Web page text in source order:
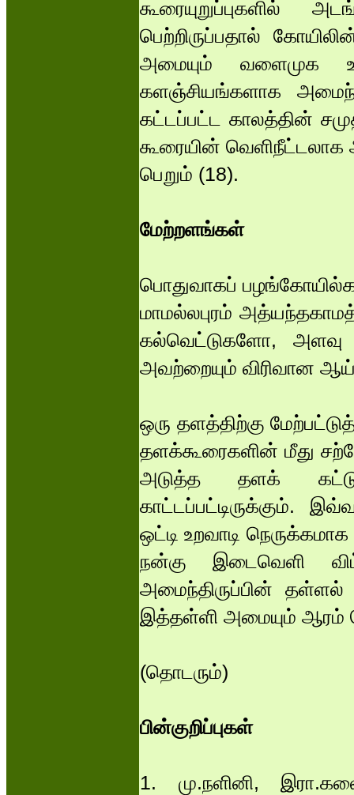
கூரையுறுப்புகளில்
பெற்றிருப்பதால்
அமையும் வளைமுக
களஞ்சியங்களாக
கட்டப்பட்ட காலத்தின்
கூரையின்
பெறும் (18).
மேற்றளங்கள்
பொதுவாகப்
மாமல்லபுரம்
கல்வெட்டுகளோ, அளவு
அவற்றையும் விரிவான
ஒரு தளத்திற்கு
தளக்கூரைகளின் மீது
அடுத்த தளக்
காட்டப்பட்டிருக்கும்.
ஒட்டி உறவாடி
நன்கு இடைவெளி
அமைந்திருப்பின்
இத்தள்ளி அமையும் ஆரம்
(தொடரும்)
பின்குறிப்புகள்
1. மு.நளினி,